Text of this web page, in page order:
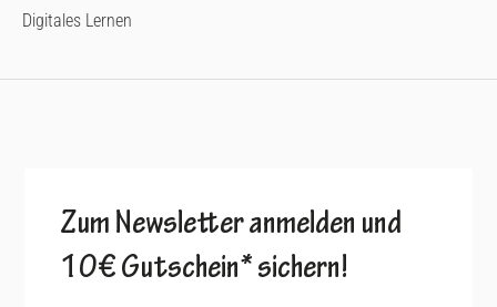
Digitales Lernen
Zum Newsletter anmelden und
10€ Gutschein* sichern!